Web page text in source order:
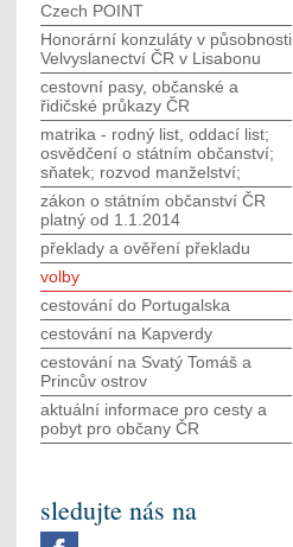
Czech POINT
Honorární konzuláty v působnosti
Velvyslanectví ČR v Lisabonu
cestovní pasy, občanské a
řidičské průkazy ČR
matrika - rodný list, oddací list;
osvědčení o státním občanství;
sňatek; rozvod manželství;
zákon o státním občanství ČR
platný od 1.1.2014
překlady a ověření překladu
volby
cestování do Portugalska
cestování na Kapverdy
cestování na Svatý Tomáš a
Princův ostrov
aktuální informace pro cesty a
pobyt pro občany ČR
sledujte nás na